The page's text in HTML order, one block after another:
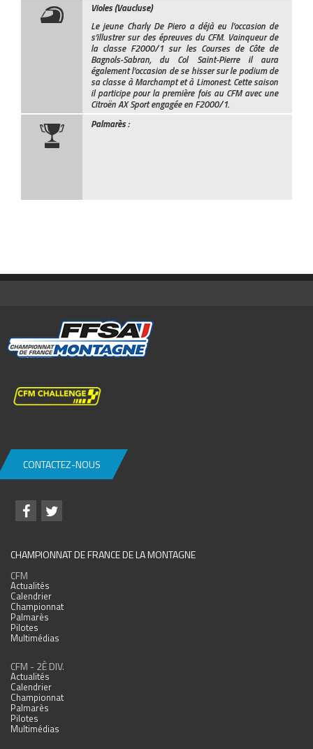
Violes (Vaucluse)
Le jeune Charly De Piero a déjà eu l’occasion de
s’illustrer sur des épreuves du CFM. Vainqueur de
la classe F2000/1 sur les Courses de Côte de
Bagnols-Sabran, du Col Saint-Pierre il aura
également l’occasion de se hisser sur le podium de
sa classe à Marchampt et à Limonest. Cette saison
il participe pour la première fois au CFM avec une
Citroën AX Sport engagée en F2000/1.
Palmarès :
CONTACTEZ-NOUS
CHAMPIONNAT DE FRANCE DE LA MONTAGNE
CFM
Actualités
Calendrier
Championnat
Palmarès
Pilotes
Multimédias
CFM - 2È DIV.
Actualités
Calendrier
Championnat
Palmarès
Pilotes
Multimédias